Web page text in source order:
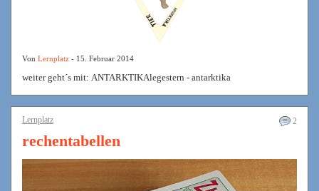
Von Lernplatz - 15. Februar 2014
weiter geht´s mit: ANTARKTIKAlegestern - antarktika
2
Lernplatz
rechentabellen